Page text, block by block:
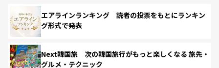
エアラインランキング 読者の投票をもとにランキン
グ形式で発表
Next韓国旅 次の韓国旅行がもっと楽しくなる 旅先・
グルメ・テクニック